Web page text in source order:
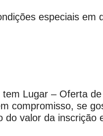
especiais em
tem Lugar – Oferta
compromisso, se
do valor da inscrição